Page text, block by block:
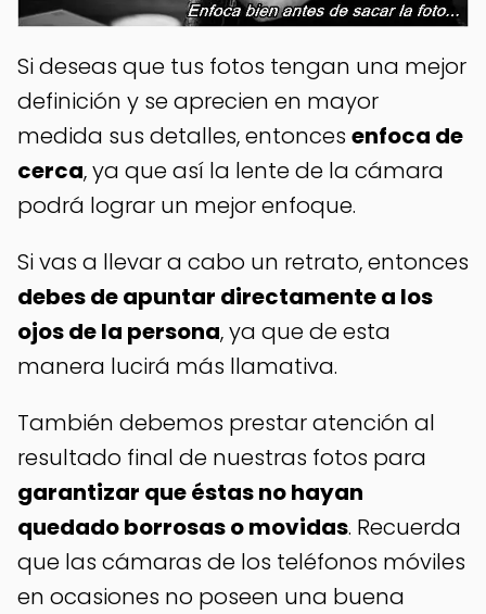
Si deseas que tus fotos tengan una mejor
definición y se aprecien en mayor
medida sus detalles, entonces enfoca de
cerca, ya que así la lente de la cámara
podrá lograr un mejor enfoque.
Si vas a llevar a cabo un retrato, entonces
debes de apuntar directamente a los
ojos de la persona, ya que de esta
manera lucirá más llamativa.
También debemos prestar atención al
resultado final de nuestras fotos para
garantizar que éstas no hayan
quedado borrosas o movidas. Recuerda
que las cámaras de los teléfonos móviles
en ocasiones no poseen una buena